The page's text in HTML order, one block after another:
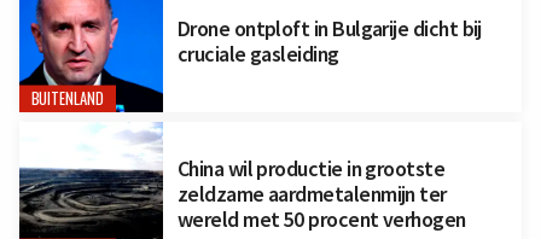
BUITENLAND
Drone ontploft in Bulgarije dicht bij
cruciale gasleiding
China wil productie in grootste
zeldzame aardmetalenmijn ter
wereld met 50 procent verhogen